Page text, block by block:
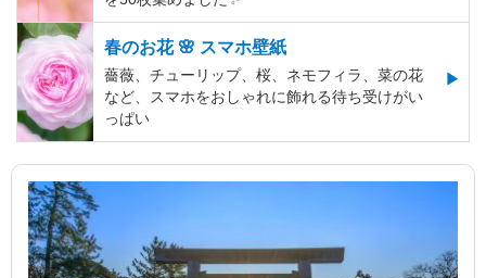
春のお花 🌸 スマホ壁紙
薔薇、チューリップ、桜、ネモフィラ、菜の花
など、スマホをおしゃれに飾れる待ち受けがい
っぱい